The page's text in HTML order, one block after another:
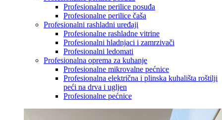
Profesionalne perilice posuđa
Profesionalne perilice čaša
Profesionalni rashladni uređaji
Profesionalne rashladne vitrine
Profesionalni hladnjaci i zamrzivači
Profesionalni ledomati
Profesionalna oprema za kuhanje
Profesionalne mikrovalne pećnice
Profesionalna električna i plinska kuhališta roštilji
peći na drva i ugljen
Profesionalne pećnice